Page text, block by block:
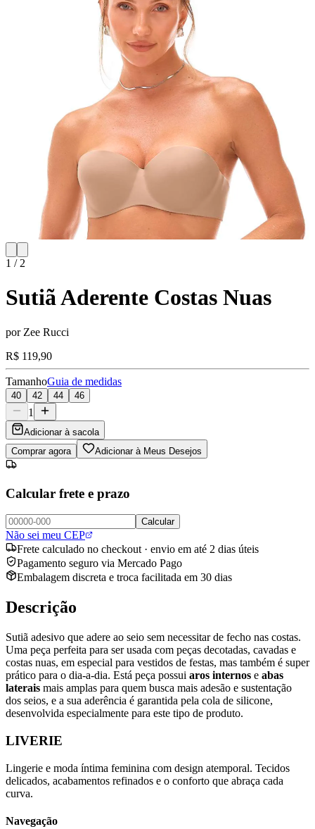
1 / 2
Sutiã Aderente Costas Nuas
por Zee Rucci
R$ 119,90
TamanhoGuia de medidas
40 42 44 46
1
Adicionar à sacola
Comprar agora
Adicionar à Meus Desejos
Calcular frete e prazo
Calcular
Não sei meu CEP
Frete calculado no checkout · envio em até 2 dias úteis
Pagamento seguro via Mercado Pago
Embalagem discreta e troca facilitada em 30 dias
Descrição
Sutiã adesivo que adere ao seio sem necessitar de fecho nas costas.
Uma peça perfeita para ser usada com peças decotadas, cavadas e
costas nuas, em especial para vestidos de festas, mas também é super
prático para o dia-a-dia. Está peça possui aros internos e abas
laterais mais amplas para quem busca mais adesão e sustentação
dos seios, e a sua aderência é garantida pela cola de silicone,
desenvolvida especialmente para este tipo de produto.
LIVERIE
Lingerie e moda íntima feminina com design atemporal. Tecidos
delicados, acabamentos refinados e o conforto que abraça cada
curva.
Navegação